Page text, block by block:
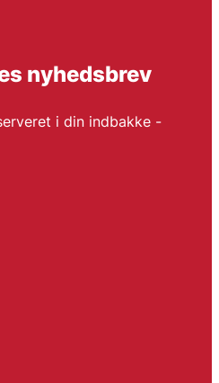
nyhedsbrev
i din indbakke -